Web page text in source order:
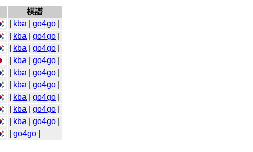
棋譜
kba |go4go
kba |go4go
kba |go4go
kba |go4go
kba |go4go
kba |go4go
kba |go4go
kba |go4go
kba |go4go
|go4go